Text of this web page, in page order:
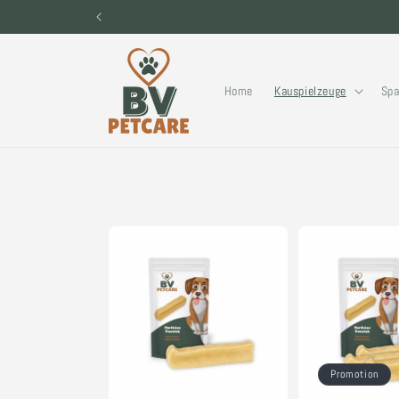
au
Home Kauspielzeuge
Promotion